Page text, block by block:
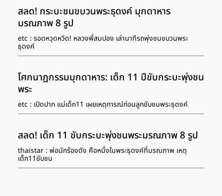
สลด! กระบะชนขบวนพระธุดงค์ มุกดาหาร
มรณภาพ 8 รูป
etc : รอดหวุดหวิด! หลวงพี่สมปอง เล่านาทีรถพุ่งชนขบวนพระ
ธุดงค์
โศกนาฏกรรมมุกดาหาร: เด็ก 11 ปีขับกระบะพุ่งชน
พระ
etc : เปิดปาก แม่เด็ก11 เผยเหตุการณ์ก่อนลูกขับชนพระธุดงค์
สลด! เด็ก 11 ขับกระบะพุ่งชนพระมรณภาพ 8 รูป
thaistar : พ่อนักร้องดัง คือหนึ่งในพระธุดงค์ที่มรณภาพ เหตุ
เด็ก11ขับชน